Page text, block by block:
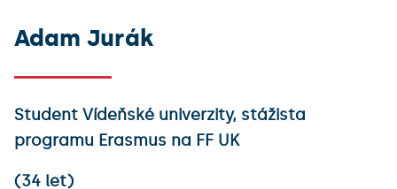
Adam Jurák
Student Vídeňské univerzity, stážista
programu Erasmus na FF UK
(34 let)